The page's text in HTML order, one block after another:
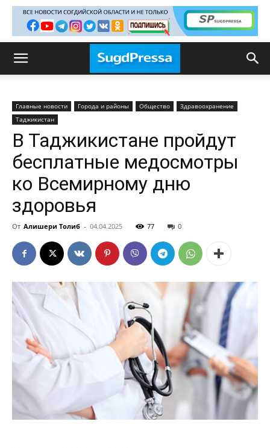
Главные новости Города и районы Общество
Здравоохранение
Таджикистан
В Таджикистане пройдут
бесплатные медосмотры
ко Всемирному дню
здоровья
От Алишери Толиб - 04.04.2025 77 0